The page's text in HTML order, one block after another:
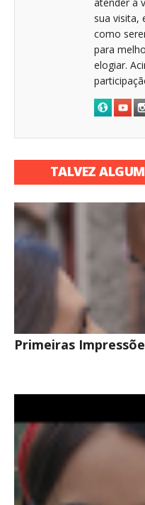
sua visita,
como
para
elogiar.
TALVEZ ALGUM
Primeiras